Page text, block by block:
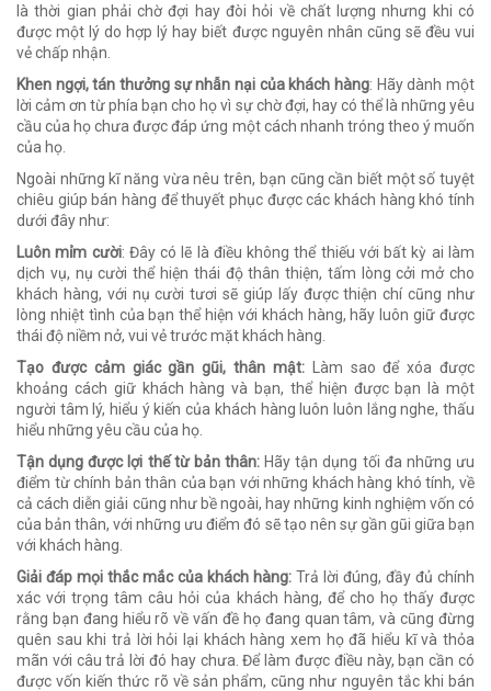
là thời gian phải chờ đợi hay đòi hỏi về chất lượng nhưng khi có
được một lý do hợp lý hay biết được nguyên nhân cũng sẽ đều vui
vẻ chấp nhận.
Khen ngợi, tán thưởng sự nhẫn nại của khách hàng: Hãy dành một
lời cảm ơn từ phía bạn cho họ vì sự chờ đợi, hay có thể là những yêu
cầu của họ chưa được đáp ứng một cách nhanh tróng theo ý muốn
của họ.
Ngoài những kĩ năng vừa nêu trên, bạn cũng cần biết một số tuyệt
chiêu giúp bán hàng để thuyết phục được các khách hàng khó tính
dưới đây như:
Luôn mỉm cười: Đây có lẽ là điều không thể thiếu với bất kỳ ai làm
dịch vụ, nụ cười thể hiện thái độ thân thiện, tấm lòng cởi mở cho
khách hàng, với nụ cười tươi sẽ giúp lấy được thiện chí cũng như
lòng nhiệt tình của bạn thể hiện với khách hàng, hãy luôn giữ được
thái độ niềm nở, vui vẻ trước mặt khách hàng.
Tạo được cảm giác gần gũi, thân mật:
Làm sao để xóa được
khoảng cách giữ khách hàng và bạn, thể hiện được bạn là một
người tâm lý, hiểu ý kiến của khách hàng luôn luôn lắng nghe, thấu
hiểu những yêu cầu của họ.
Tận dụng được lợi thế từ bản thân: Hãy tận dụng tối đa những ưu
điểm từ chính bản thân của bạn với những khách hàng khó tính, về
cả cách diễn giải cũng như bề ngoài, hay những kinh nghiệm vốn có
của bản thân, với những ưu điểm đó sẽ tạo nên sự gần gũi giữa bạn
với khách hàng.
Giải đáp mọi thắc mắc của khách hàng: Trả lời đúng, đầy đủ chính
xác với trọng tâm câu hỏi của khách hàng, để cho họ thấy được
rằng bạn đang hiểu rõ về vấn đề họ đang quan tâm, và cũng đừng
quên sau khi trả lời hỏi lại khách hàng xem họ đã hiểu kĩ và thỏa
mãn với câu trả lời đó hay chưa. Để làm được điều này, bạn cần có
được vốn kiến thức rõ về sản phẩm, cũng như nguyên tắc khi bán